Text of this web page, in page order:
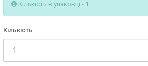
Кількість в упаковці - 1
Кількість